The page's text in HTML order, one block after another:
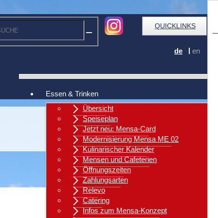
Essen & Trinken
Übersicht
Speiseplan
Jetzt neu: Mensa-Card
Modernisierung Mensa ME 02
Kulinarischer Kalender
Mensen und Cafeterien
Öffnungszeiten
Zahlungsarten
Relevo
Catering
Infos zum Mensa-Konzept
QUICKLINKS
de en